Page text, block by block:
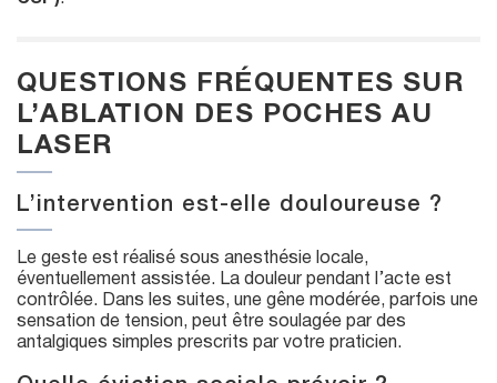
QUESTIONS FRÉQUENTES SUR
L’ABLATION DES POCHES AU
LASER
L’intervention est-elle douloureuse ?
Le geste est réalisé sous anesthésie locale,
éventuellement assistée. La douleur pendant l’acte est
contrôlée. Dans les suites, une gêne modérée, parfois une
sensation de tension, peut être soulagée par des
antalgiques simples prescrits par votre praticien.